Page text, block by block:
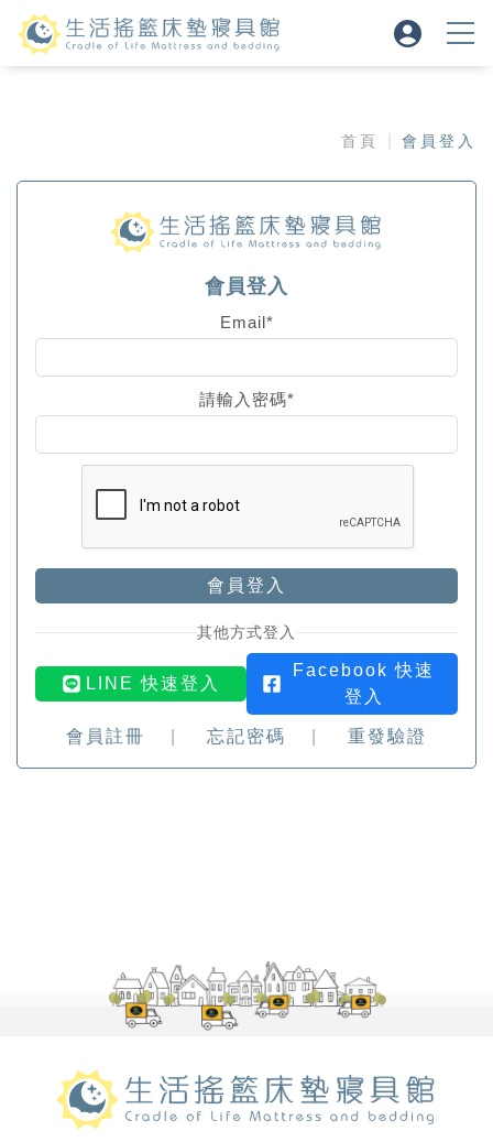
首頁 會員登入
會員登入
Email*
請輸入密碼*
會員登入
其他方式登入
LINE 快速登入
Facebook 快速
登入
會員註冊 忘記密碼 重發驗證